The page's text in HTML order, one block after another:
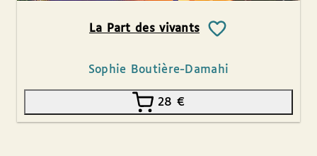
La Part des vivants
Sophie Boutière-Damahi
28 €